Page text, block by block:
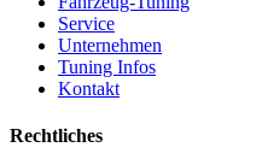
Service
Unternehmen
Tuning Infos
Kontakt
Rechtliches